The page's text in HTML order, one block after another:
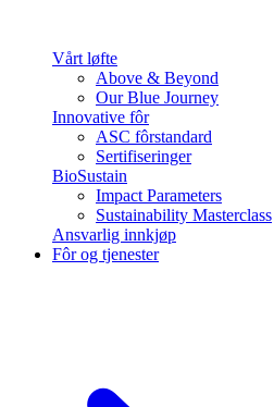
Vårt løfte
Above & Beyond
Our Blue Journey
Innovative fôr
ASC fôrstandard
Sertifiseringer
BioSustain
Impact Parameters
Sustainability Masterclass
Ansvarlig innkjøp
Fôr og tjenester